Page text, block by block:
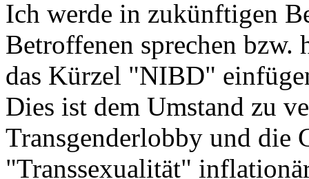
Ich werde in zukünftigen
Betroffenen sprechen
das Kürzel "NIBD"
Dies ist dem Umstand zu
Transgenderlobby und die
"Transsexualität"